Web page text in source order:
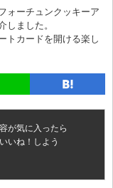
ォーチュンクッキーア
しました。
トカードを開ける楽し
が気に入ったら
いいね！しよう